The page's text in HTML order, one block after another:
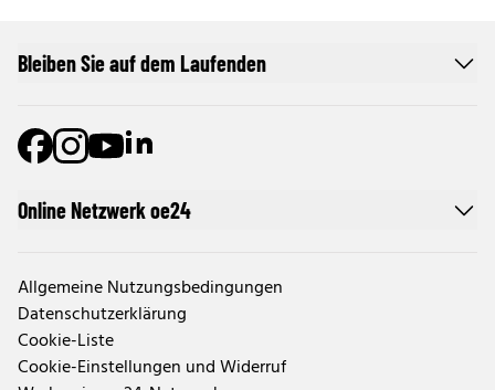
Online Netzwerk oe24
Allgemeine Nutzungsbedingungen
Datenschutzerklärung
Cookie-Liste
Cookie-Einstellungen und Widerruf
Bleiben Sie auf dem Laufenden